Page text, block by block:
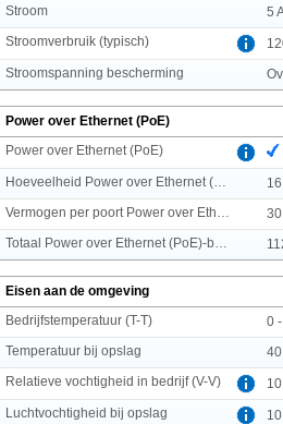
Stroom
5
Stroomverbruik (typisch)
Stroomspanning bescherming
Power over Ethernet (PoE)
Power over Ethernet (PoE)
16
Eisen aan de omgeving
Bedrijfstemperatuur (T-T)
0
Temperatuur bij opslag
Relatieve vochtigheid in bedrijf (V-V)
Luchtvochtigheid bij opslag